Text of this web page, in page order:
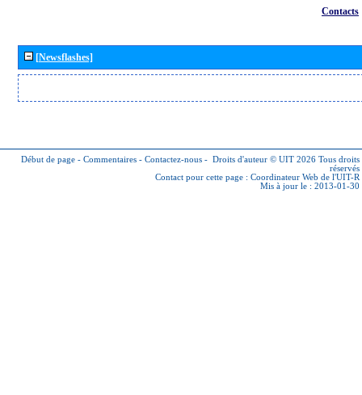
Contacts
[Newsflashes]
Début de page - Commentaires - Contactez-nous - Droits d'auteur © UIT 2026 Tous droits
réservés
Contact pour cette page : Coordinateur Web de l'UIT-R
Mis à jour le : 2013-01-30